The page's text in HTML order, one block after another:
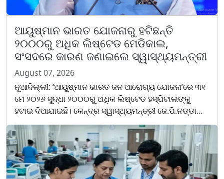
ଆୟୁଷ୍ମାନ ଭାରତ ଯୋଜନାରୁ ହଟିଛନ୍ତି
୨୦୦୦ରୁ ଅଧିକ ଲିଷ୍ଟେଡ ମେଡିକାଲ,
ସଂସଦରେ କାରଣ ଜଣାଇଲେ ସ୍ୱାସ୍ଥ୍ୟମନ୍ତ୍ରୀ
August 07, 2026
ନୂଆଦିଲ୍ଲୀ: ‘ଆୟୁଷ୍ମାନ ଭାରତ ଜନ ଆରୋଗ୍ୟ ଯୋଜନା’ରେ ୩୧
ମେ ୨୦୨୬ ସୁଦ୍ଧା ୨୦୦୦ରୁ ଅଧିକ ଲିଷ୍ଟେଡ ହସ୍ପିଟାଲଙ୍କୁ
ହଟାଇ ଦିଆଯାଇଛି। କେନ୍ଦ୍ର ସ୍ୱାସ୍ଥ୍ୟମନ୍ତ୍ରୀ ଜେ.ପି.ନଡ୍ଡା
ଶୁକ୍ରବାର ସଂସଦରେ ଏହି ସୂଚନା ଦେଇଛନ୍ତି।
ସ୍ୱାସ୍ଥ୍ୟମନ୍ତ୍ରୀ......